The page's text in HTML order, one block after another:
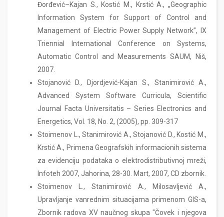
Đorđević–Kajan S., Kostić M., Krstić A., „Geographic
Information System for Support of Control and
Management of Electric Power Supply Network”, IX
Triennial International Conference on Systems,
Automatic Control and Measurements SAUM, Niš,
2007.
Stojanović D., Djordjević-Kajan S., Stanimirović A.,
Advanced System Software Curricula, Scientific
Journal Facta Universitatis – Series Electronics and
Energetics, Vol. 18, No. 2, (2005), pp. 309-317
Stoimenov L., Stаnimirović A., Stojаnović D., Kostić M.,
Krstić A., Primenа Geogrаfskih informаcionih sistemа
zа evidenciju podаtаkа o elektrodistributivnoj mreži,
Infoteh 2007, Jаhorinа, 28-30. Mart, 2007, CD zbornik.
Stoimenov L., Stаnimirović A., Milosаvljević A.,
Uprаvljаnje vаnrednim situаcijаmа primenom GIS-a,
Zbornik rаdovа XV nаučnog skupа "Čovek i njegovа